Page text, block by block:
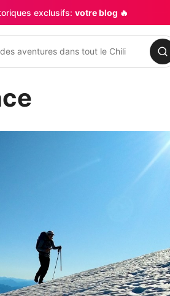
exclusifs: votre blog 🔥